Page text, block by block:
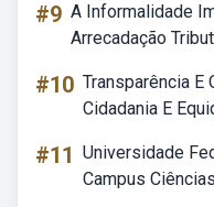
#9 A Informalidade
Arrecadação
#10 Transparência E
Cidadania E
#11 Universidade
Campus